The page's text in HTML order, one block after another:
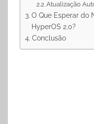
Atualização
O Que Esperar do
HyperOS 2.0?
Conclusão